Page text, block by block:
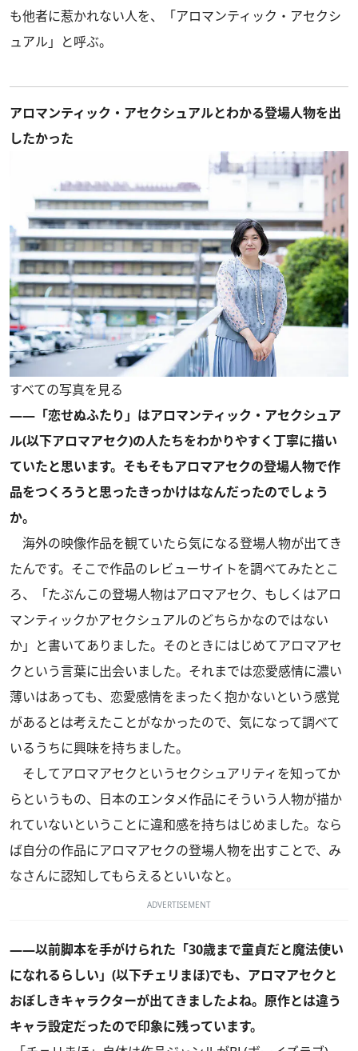
も他者に惹かれない人を、「アロマンティック・アセクシ
ュアル」と呼ぶ。
アロマンティック・アセクシュアルとわかる登場人物を出
したかった
すべての写真を見る
――「恋せぬふたり」はアロマンティック・アセクシュア
ル(以下アロマアセク)の人たちをわかりやすく丁寧に描い
ていたと思います。そもそもアロマアセクの登場人物で作
品をつくろうと思ったきっかけはなんだったのでしょう
か。
海外の映像作品を観ていたら気になる登場人物が出てき
たんです。そこで作品のレビューサイトを調べてみたとこ
ろ、「たぶんこの登場人物はアロマアセク、もしくはアロ
マンティックかアセクシュアルのどちらかなのではない
か」と書いてありました。そのときにはじめてアロマアセ
クという言葉に出会いました。それまでは恋愛感情に濃い
薄いはあっても、恋愛感情をまったく抱かないという感覚
があるとは考えたことがなかったので、気になって調べて
いるうちに興味を持ちました。
そしてアロマアセクというセクシュアリティを知ってか
らというもの、日本のエンタメ作品にそういう人物が描か
れていないということに違和感を持ちはじめました。なら
ば自分の作品にアロマアセクの登場人物を出すことで、み
なさんに認知してもらえるといいなと。
ADVERTISEMENT
――以前脚本を手がけられた「30歳まで童貞だと魔法使い
になれるらしい」(以下チェリまほ)でも、アロマアセクと
おぼしきキャラクターが出てきましたよね。原作とは違う
キャラ設定だったので印象に残っています。